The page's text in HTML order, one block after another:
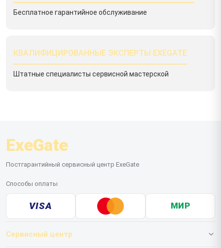
Бесплатное гарантийное обслуживание
КВАЛИФИЦИРОВАННЫЕ ЭКСПЕРТЫ EXEGATE
Штатные специалисты сервисной мастерской
ExeGate
Постгарантийный сервисный центр ExeGate
Способы оплаты
VISA МИР
Сервисный центр